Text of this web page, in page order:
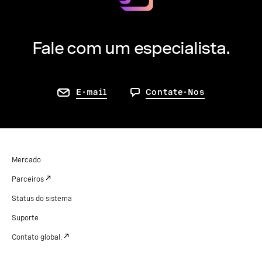
Fale com um especialista.
E-mail Contate-Nos
Mercado
Parceiros
Status do sistema
Suporte
Contato global.